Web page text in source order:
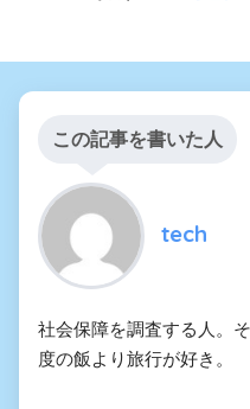
この記事を書いた人
tech
社会保障を調査する人。
度の飯より旅行が好き。